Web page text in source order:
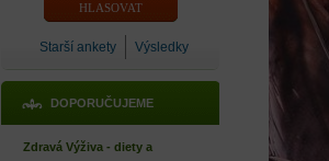
Starší ankety Výsledky
DOPORUČUJEME
Zdravá Výživa - diety a